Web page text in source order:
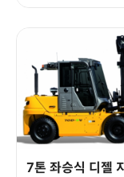
7톤 좌승식 디젤